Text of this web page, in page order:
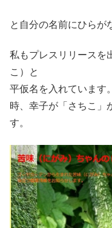
と自分の名前にひらが
私もプレスリリースを
こ）と
平仮名を入れています
時、幸子が「さちこ」
す。